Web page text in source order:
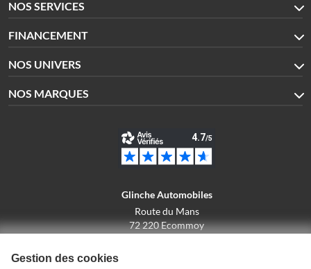
NOS SERVICES
FINANCEMENT
NOS UNIVERS
NOS MARQUES
Glinche Automobiles
Route du Mans
72 220 Ecommoy
Gestion des cookies